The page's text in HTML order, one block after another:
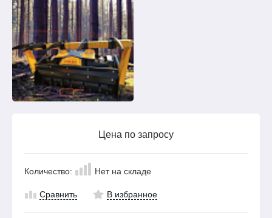
Цена по запросу
Количество: Нет на складе
Сравнить В избранное